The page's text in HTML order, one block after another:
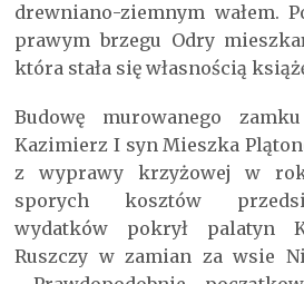
drewniano-ziemnym wałem.
prawym brzegu Odry
która stała się własnością
Budowę murowanego
Kazimierz I syn Mieszka
z wyprawy krzyżowej w
sporych kosztów
wydatków pokrył palatyn
Ruszczy w zamian za wsie